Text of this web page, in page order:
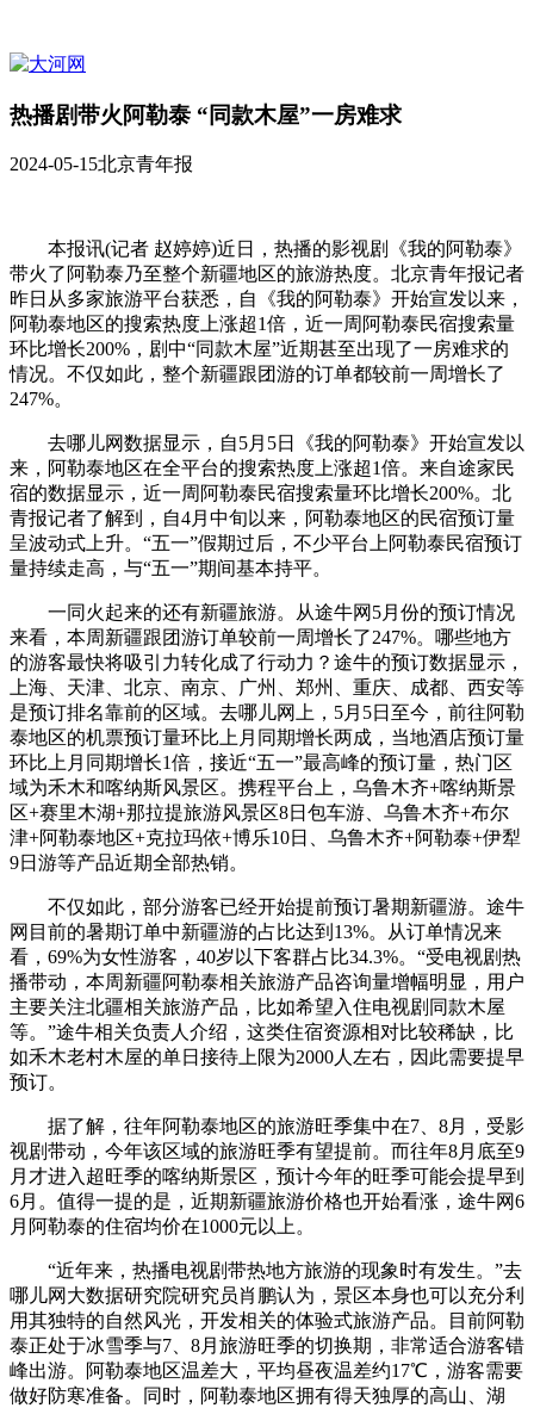
热播剧带火阿勒泰 “同款木屋”一房难求
2024-05-15北京青年报
本报讯(记者 赵婷婷)近日，热播的影视剧《我的阿勒泰》
带火了阿勒泰乃至整个新疆地区的旅游热度。北京青年报记者
昨日从多家旅游平台获悉，自《我的阿勒泰》开始宣发以来，
阿勒泰地区的搜索热度上涨超1倍，近一周阿勒泰民宿搜索量
环比增长200%，剧中“同款木屋”近期甚至出现了一房难求的
情况。不仅如此，整个新疆跟团游的订单都较前一周增长了
247%。
去哪儿网数据显示，自5月5日《我的阿勒泰》开始宣发以
来，阿勒泰地区在全平台的搜索热度上涨超1倍。来自途家民
宿的数据显示，近一周阿勒泰民宿搜索量环比增长200%。北
青报记者了解到，自4月中旬以来，阿勒泰地区的民宿预订量
呈波动式上升。“五一”假期过后，不少平台上阿勒泰民宿预订
量持续走高，与“五一”期间基本持平。
一同火起来的还有新疆旅游。从途牛网5月份的预订情况
来看，本周新疆跟团游订单较前一周增长了247%。哪些地方
的游客最快将吸引力转化成了行动力？途牛的预订数据显示，
上海、天津、北京、南京、广州、郑州、重庆、成都、西安等
是预订排名靠前的区域。去哪儿网上，5月5日至今，前往阿勒
泰地区的机票预订量环比上月同期增长两成，当地酒店预订量
环比上月同期增长1倍，接近“五一”最高峰的预订量，热门区
域为禾木和喀纳斯风景区。携程平台上，乌鲁木齐+喀纳斯景
区+赛里木湖+那拉提旅游风景区8日包车游、乌鲁木齐+布尔
津+阿勒泰地区+克拉玛依+博乐10日、乌鲁木齐+阿勒泰+伊犁
9日游等产品近期全部热销。
不仅如此，部分游客已经开始提前预订暑期新疆游。途牛
网目前的暑期订单中新疆游的占比达到13%。从订单情况来
看，69%为女性游客，40岁以下客群占比34.3%。“受电视剧热
播带动，本周新疆阿勒泰相关旅游产品咨询量增幅明显，用户
主要关注北疆相关旅游产品，比如希望入住电视剧同款木屋
等。”途牛相关负责人介绍，这类住宿资源相对比较稀缺，比
如禾木老村木屋的单日接待上限为2000人左右，因此需要提早
预订。
据了解，往年阿勒泰地区的旅游旺季集中在7、8月，受影
视剧带动，今年该区域的旅游旺季有望提前。而往年8月底至9
月才进入超旺季的喀纳斯景区，预计今年的旺季可能会提早到
6月。值得一提的是，近期新疆旅游价格也开始看涨，途牛网6
月阿勒泰的住宿均价在1000元以上。
“近年来，热播电视剧带热地方旅游的现象时有发生。”去
哪儿网大数据研究院研究员肖鹏认为，景区本身也可以充分利
用其独特的自然风光，开发相关的体验式旅游产品。目前阿勒
泰正处于冰雪季与7、8月旅游旺季的切换期，非常适合游客错
峰出游。阿勒泰地区温差大，平均昼夜温差约17℃，游客需要
做好防寒准备。同时，阿勒泰地区拥有得天独厚的高山、湖